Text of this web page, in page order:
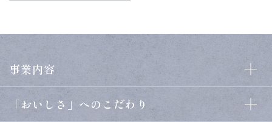
事業内容
事業内容
卸売
「おいしさ」へのこだわり